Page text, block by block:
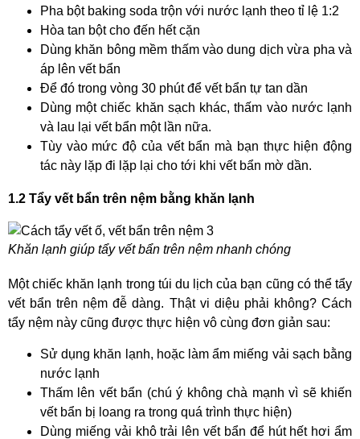
Pha bột baking soda trộn với nước lạnh theo tỉ lệ 1:2
Hòa tan bột cho đến hết cặn
Dùng khăn bông mềm thấm vào dung dịch vừa pha và
áp lên vết bẩn
Để đó trong vòng 30 phút để vết bẩn tự tan dần
Dùng một chiếc khăn sạch khác, thấm vào nước lạnh
và lau lại vết bẩn một lần nữa.
Tùy vào mức độ của vết bẩn mà bạn thực hiện động
tác này lặp đi lặp lại cho tới khi vết bẩn mờ dần.
1.2 Tẩy vết bẩn trên nệm bằng khăn lạnh
Khăn lạnh giúp tẩy vết bẩn trên nệm nhanh chóng
Một chiếc khăn lạnh trong túi du lịch của bạn cũng có thể tẩy
vết bẩn trên nệm đễ dàng. Thật vi diệu phải không? Cách
tẩy nệm này cũng được thực hiện vô cùng đơn giản sau:
Sử dụng khăn lạnh, hoặc làm ẩm miếng vải sạch bằng
nước lạnh
Thấm lên vết bẩn (chú ý không chà mạnh vì sẽ khiến
vết bẩn bị loang ra trong quá trình thực hiện)
Dùng miếng vải khô trải lên vết bẩn để hút hết hơi ẩm